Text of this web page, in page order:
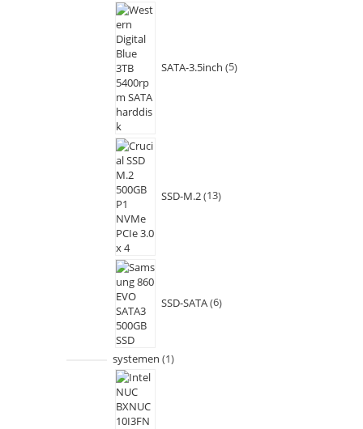
SATA-3.5inch 5
SSD-M.2 13
SSD-SATA 6
systemen 1